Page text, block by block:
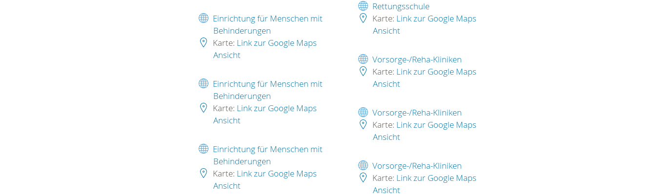
Einrichtung für Menschen mit
Behinderungen
Karte: Link zur Google Maps
Ansicht
Einrichtung für Menschen mit
Behinderungen
Karte: Link zur Google Maps
Ansicht
Einrichtung für Menschen mit
Behinderungen
Karte: Link zur Google Maps
Ansicht
Rettungsschule
Karte: Link zur Google Maps
Ansicht
Vorsorge-/Reha-Kliniken
Karte: Link zur Google Maps
Ansicht
Vorsorge-/Reha-Kliniken
Karte: Link zur Google Maps
Ansicht
Vorsorge-/Reha-Kliniken
Karte: Link zur Google Maps
Ansicht